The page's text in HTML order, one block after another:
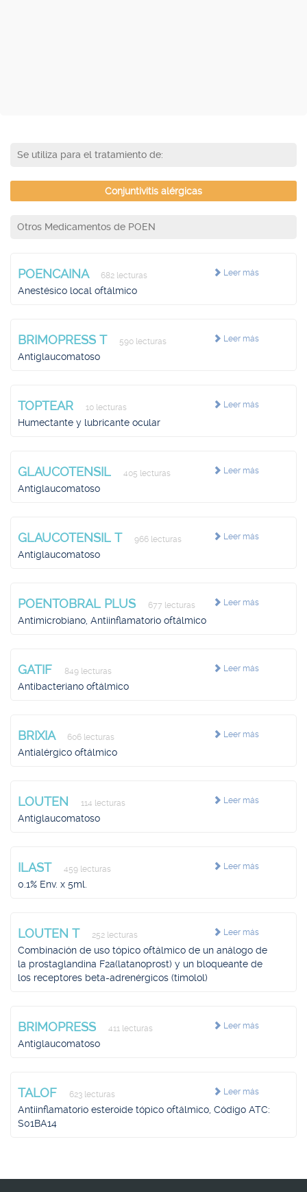
Se utiliza para el tratamiento de:
Conjuntivitis alérgicas
Otros Medicamentos de POEN
Leer más
POENCAINA 682 lecturas
Anestésico local oftálmico
Leer más
BRIMOPRESS T 590 lecturas
Antiglaucomatoso
Leer más
TOPTEAR 10 lecturas
Humectante y lubricante ocular
Leer más
GLAUCOTENSIL 405 lecturas
Antiglaucomatoso
Leer más
GLAUCOTENSIL T 966 lecturas
Antiglaucomatoso
Leer más
POENTOBRAL PLUS 677 lecturas
Antimicrobiano, Antiinflamatorio oftálmico
Leer más
GATIF 849 lecturas
Antibacteriano oftálmico
Leer más
BRIXIA 606 lecturas
Antialérgico oftálmico
Leer más
LOUTEN 114 lecturas
Antiglaucomatoso
Leer más
ILAST 459 lecturas
0.1% Env. x 5ml.
Leer más
LOUTEN T 252 lecturas
Combinación de uso tópico oftálmico de un análogo de
la prostaglandina F2a(latanoprost) y un bloqueante de
los receptores beta-adrenérgicos (timolol)
Leer más
BRIMOPRESS 411 lecturas
Antiglaucomatoso
Leer más
TALOF 623 lecturas
Antiinflamatorio esteroide tópico oftálmico, Código ATC:
S01BA14